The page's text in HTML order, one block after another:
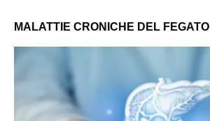
MALATTIE CRONICHE DEL FEGATO